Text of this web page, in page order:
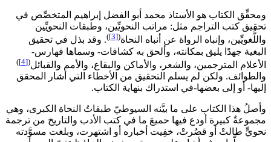
ومحقِّق الكتاب هو الأستاذ محمد أبو الفضل إبراهيم المتخصِّص في
تحقيق كتب التراجم مثل: مراتب النحويِّين، وطبقات النحويِّين
واللُّغويِّين، وإنباه الرواة عن أنباه النحاة(
[3]
). وقد بذل في تحقيق
البغية جهدًا يليق بمكانته، وألحق به كشافات- وسماها فهارس-
الأعلام المترجمين، والشعر، والأماكن والبقاع، والأمم والقبائل(
[4]
)
والطوائف. ولكن لم يسلم التحقيق من الأخطاء التي أشار المحقق
إليها- أو إلى بعضها-في استدراك بنهاية الكتاب.
وأصلُ هذا الكتاب على ما بيَّنه السيوطيّ طبقاتُ النحاة الكبرى، وهي
مجموعةٌ كبيرة أودع فيها حميعَ ما في كتب الأدب والتاريخ من ترجمة
نحويٍّ طالتْ أو قصُرتْ، خفِيت أخباره أو اشتهرت، وبلغت مسوَّدته